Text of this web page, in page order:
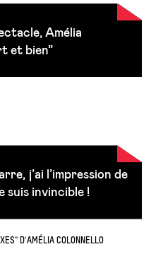
Amélia
et bien”
j’ai l’impression de
suis invincible !
D'AMÉLIA COLONNELLO